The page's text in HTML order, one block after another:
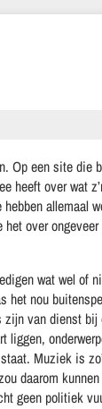
Op een site die
heeft over wat
allemaal
over
wat wel of
het nou
van dienst bij
liggen,
Muziek is
daarom
geen politiek